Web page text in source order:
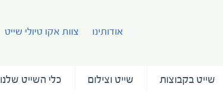
אודותינו צוות אקו טיולי שייט
שייט בקבוצות שייט וצילום כלי השייט שלנו